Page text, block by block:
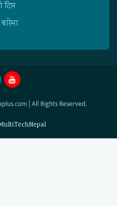
टिम
बारेमा
| All Rights Reserved.